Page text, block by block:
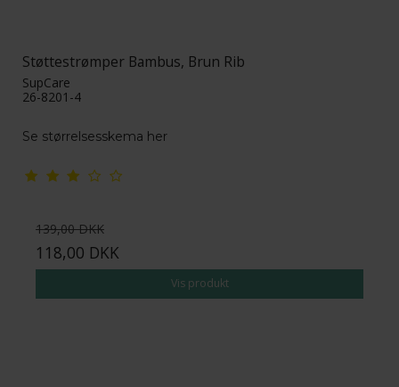
Støttestrømper Bambus, Brun Rib
SupCare
26-8201-4
Se størrelsesskema her
139,00 DKK
118,00 DKK
Vis produkt